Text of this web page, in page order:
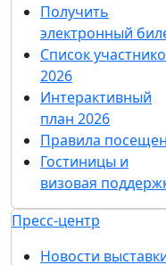
Получить
электронный
Список
2026
Интерактивный
план 2026
Правила
Гостиницы и
визовая
Пресс-центр
Новости